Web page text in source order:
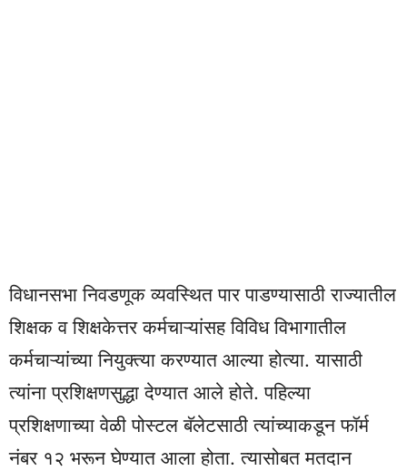
विधानसभा निवडणूक व्यवस्थित पार पाडण्यासाठी राज्‍यातील
शिक्षक व शिक्षकेत्तर कर्मचाऱ्यांसह विविध विभागातील
कर्मचाऱ्यांच्या नियुक्त्या करण्यात आल्या होत्या. यासाठी
त्यांना प्रशिक्षणसुद्धा देण्यात आले होते. पहिल्या
प्रशिक्षणाच्या वेळी पोस्टल बॅलेटसाठी त्यांच्याकडून फॉर्म
नंबर १२ भरून घेण्यात आला होता. त्यासोबत मतदान